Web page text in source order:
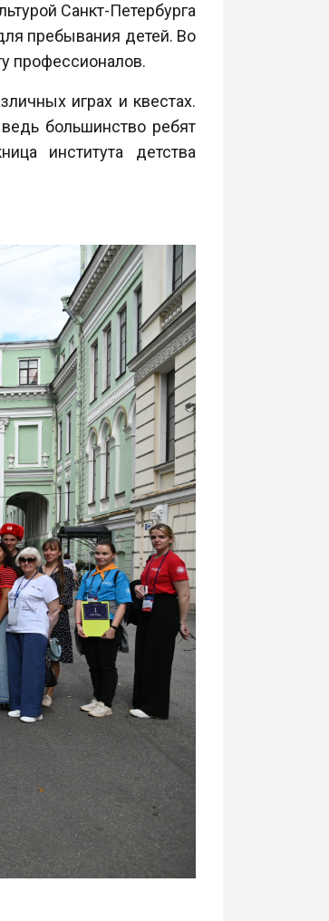
Санкт-Петербурга
пребывания детей. Во
профессионалов.
играх и квестах.
большинство ребят
института детства